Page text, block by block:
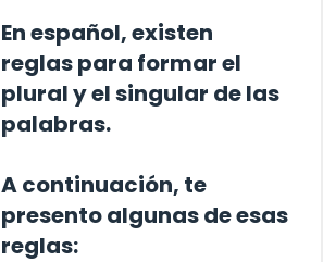
En español, existen
reglas para formar el
plural y el singular de las
palabras.
A continuación, te
presento algunas de esas
reglas: